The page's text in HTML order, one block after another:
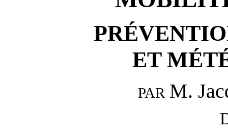
ET
PAR M.